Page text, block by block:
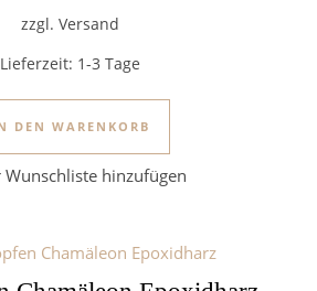
zzgl. Versand
Lieferzeit: 1-3 Tage
DEN WARENKORB